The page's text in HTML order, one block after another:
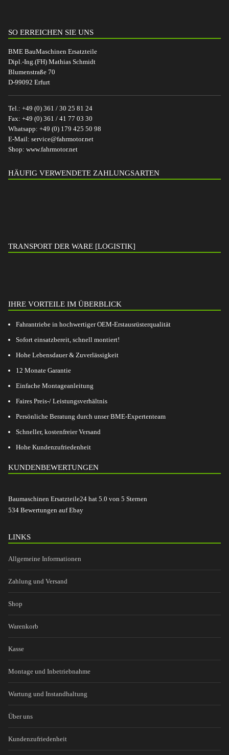
SO ERREICHEN SIE UNS
BME BauMaschinen Ersatzteile
Dipl.-Ing.(FH) Mathias Schmidt
Blumenstraße 70
D-99092 Erfurt
Tel.: +49 (0) 361 / 30 25 81 24
Fax: +49 (0) 361 / 41 77 03 30
Whatsapp: +49 (0) 179 425 50 98
E-Mail: service@fahrmotor.net
Shop: www.fahrmotor.net
HÄUFIG VERWENDETE ZAHLUNGSARTEN
TRANSPORT DER WARE [LOGISTIK]
IHRE VORTEILE IM ÜBERBLICK
Fahrantriebe in hochwertiger OEM-Erstausrüsterqualität
Sofort einsatzbereit, schnell montiert!
Hohe Lebensdauer & Zuverlässigkeit
12 Monate Garantie
Einfache Montageanleitung
Faires Preis-/ Leistungsverhältnis
Persönliche Beratung durch unser BME-Expertenteam
Schneller, kostenfreier Versand
Hohe Kundenzufriedenheit
KUNDENBEWERTUNGEN
Baumaschinen Ersatzteile24 hat 5.0 von 5 Sternen
534 Bewertungen auf Ebay
LINKS
Allgemeine Informationen
Zahlung und Versand
Shop
Warenkorb
Kasse
Montage und Inbetriebnahme
Wartung und Instandhaltung
Über uns
Kundenzufriedenheit